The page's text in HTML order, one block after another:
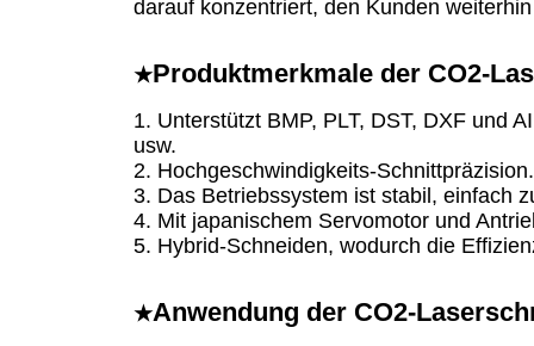
darauf konzentriert, den Kunden
★Produktmerkmale der CO2-
1. Unterstützt BMP, PLT, DST, DXF und
usw.
2. Hochgeschwindigkeits-
3. Das Betriebssystem ist stabil, einfach
4. Mit japanischem Servomotor und
5. Hybrid-Schneiden, wodurch die
★Anwendung der CO2-